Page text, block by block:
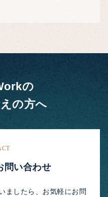
の
の方へ
問い合わせ
ましたら、お気軽にお問